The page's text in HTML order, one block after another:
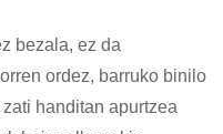
bezala, ez da
ordez, barruko binilo
handitan apurtzea